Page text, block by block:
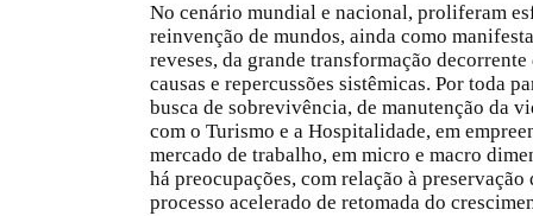
No cenário mundial e nacional, proliferam
reinvenção de mundos, ainda como
reveses, da grande transformação
causas e repercussões sistêmicas. Por toda
busca de sobrevivência, de manutenção da
com o Turismo e a Hospitalidade, em
mercado de trabalho, em micro e macro
há preocupações, com relação à
processo acelerado de retomada do